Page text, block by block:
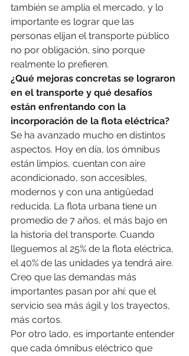
también se amplía el mercado, y lo
importante es lograr que las
personas elijan el transporte público
no por obligación, sino porque
realmente lo prefieren.
¿Qué mejoras concretas se lograron
en el transporte y qué desafíos
están enfrentando con la
incorporación de la flota eléctrica?
Se ha avanzado mucho en distintos
aspectos. Hoy en día, los ómnibus
están limpios, cuentan con aire
acondicionado, son accesibles,
modernos y con una antigüedad
reducida. La flota urbana tiene un
promedio de 7 años, el más bajo en
la historia del transporte. Cuando
lleguemos al 25% de la flota eléctrica,
el 40% de las unidades ya tendrá aire.
Creo que las demandas más
importantes pasan por ahí: que el
servicio sea más ágil y los trayectos,
más cortos.
Por otro lado, es importante entender
que cada ómnibus eléctrico que